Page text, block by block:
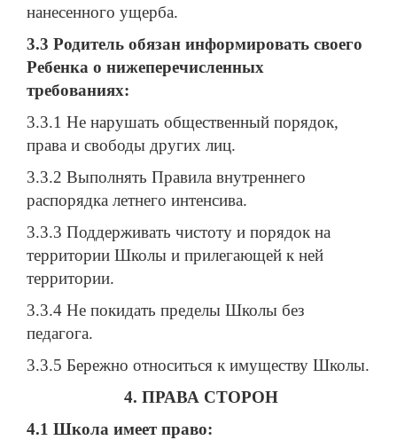
нанесенного ущерба.
3.3 Родитель обязан информировать своего
Ребенка о нижеперечисленных
требованиях:
3.3.1 Не нарушать общественный порядок,
права и свободы других лиц.
3.3.2 Выполнять Правила внутреннего
распорядка летнего интенсива.
3.3.3 Поддерживать чистоту и порядок на
территории Школы и прилегающей к ней
территории.
3.3.4 Не покидать пределы Школы без
педагога.
3.3.5 Бережно относиться к имуществу Школы.
4. ПРАВА СТОРОН
4.1 Школа имеет право: